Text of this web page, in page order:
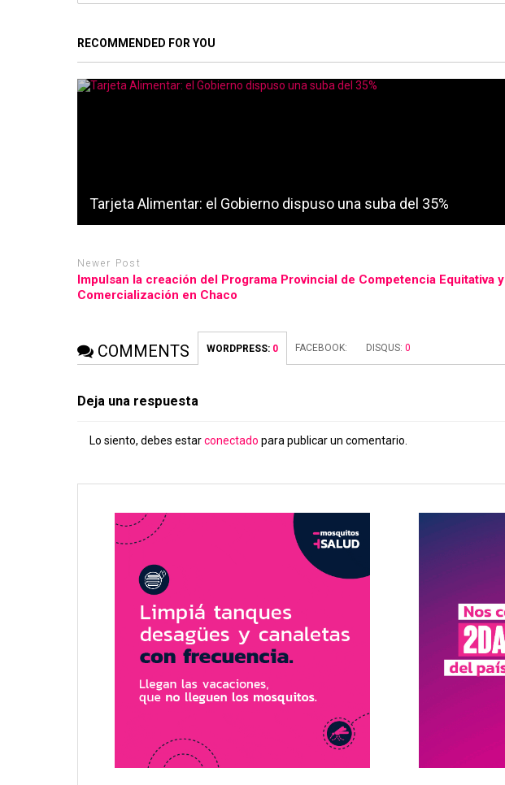
RECOMMENDED FOR YOU
Tarjeta Alimentar: el Gobierno dispuso una suba del 35%
Newer Post
Impulsan la creación del Programa Provincial de Competencia Equitativa y
Comercialización en Chaco
COMMENTS WORDPRESS: 0 FACEBOOK: DISQUS:0
Deja una respuesta
Lo siento, debes estarconectado para publicar un comentario.